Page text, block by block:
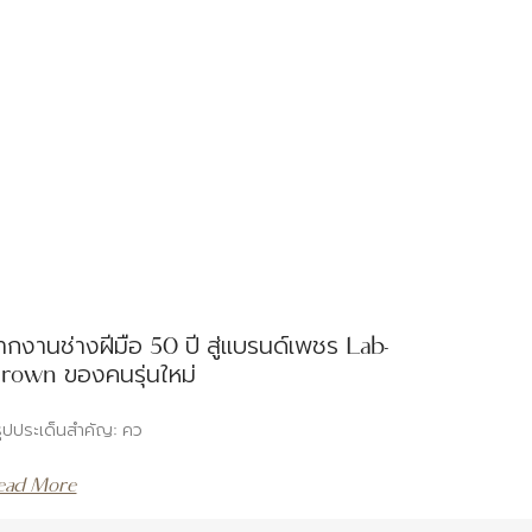
กงานช่างฝีมือ 50 ปี สู่แบรนด์เพชร Lab-
ของคนรุ่นใหม่
ประเด็นสำคัญ: คว
More